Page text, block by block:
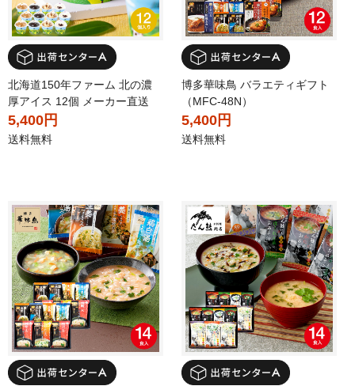
北海道150年ファーム 北の濃
厚アイス 12個 メーカー直送
5,400円
送料無料
博多華味鳥 バラエティギフト
（MFC-48N）
5,400円
送料無料